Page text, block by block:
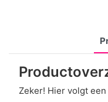
Zeker! Hier volgt